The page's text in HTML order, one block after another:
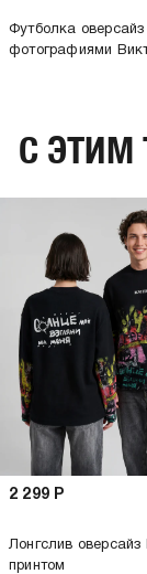
Футболка
фотографиями
C
2 299 Р
Лонгслив
принтом